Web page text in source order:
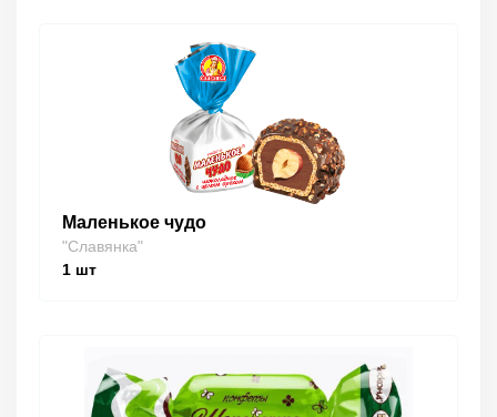
Маленькое чудо
"Славянка"
1 шт